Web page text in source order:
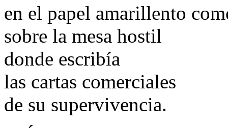
en el papel amarillento
sobre la mesa hostil
donde escribía
las cartas comerciales
de su supervivencia.